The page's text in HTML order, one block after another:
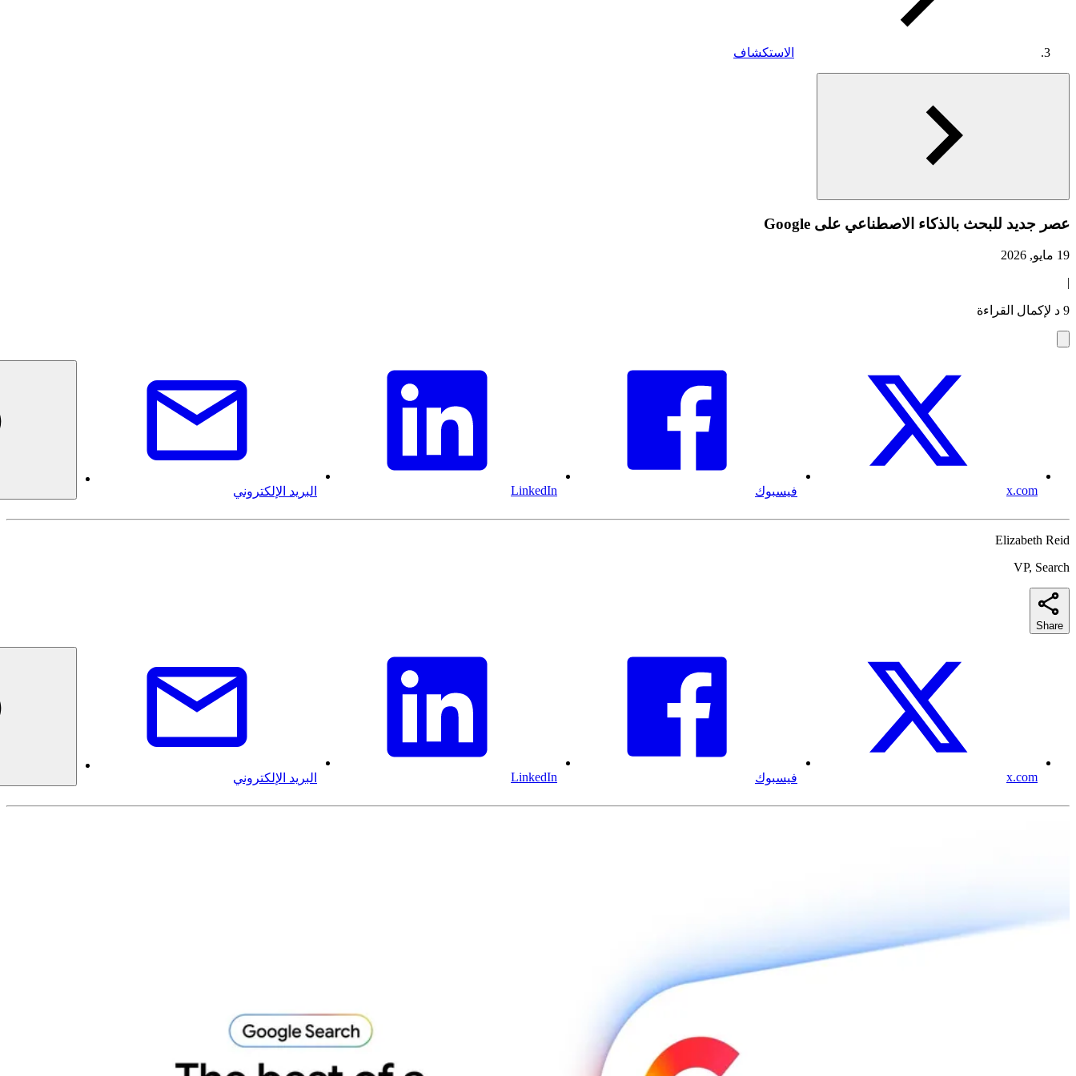
الاستكشاف
عصر جديد للبحث بالذكاء الاصطناعي على Google
19 مايو, 2026
|
9 د لإكمال القراءة
x.com فيسبوك LinkedIn البريد الإلكتروني
Elizabeth Reid
VP, Search
Share
x.com فيسبوك LinkedIn البريد الإلكتروني